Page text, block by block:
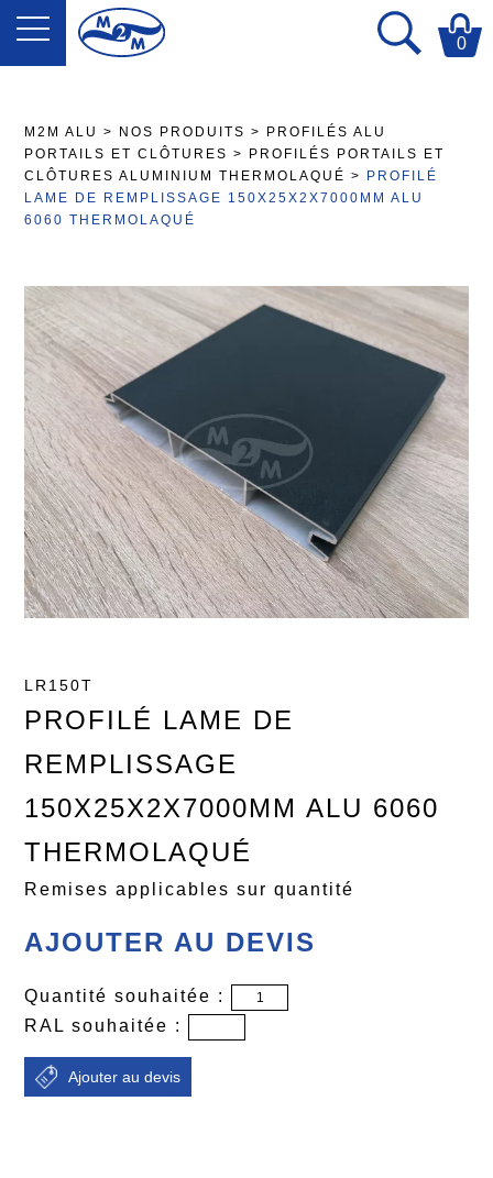
0
M2M ALU > NOS PRODUITS >
PROFILÉS ALU
PORTAILS ET CLÔTURES>
PROFILÉS PORTAILS ET
CLÔTURES ALUMINIUM THERMOLAQUÉ >
PROFILÉ
LAME DE REMPLISSAGE 150X25X2X7000MM ALU
6060 THERMOLAQUÉ
LR150T
PROFILÉ LAME DE
REMPLISSAGE
150X25X2X7000MM ALU 6060
THERMOLAQUÉ
Remises applicables sur quantité
AJOUTER AU DEVIS
Quantité souhaitée :
RAL souhaitée :